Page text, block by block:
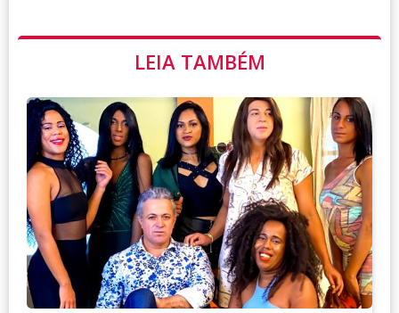
LEIA TAMBÉM